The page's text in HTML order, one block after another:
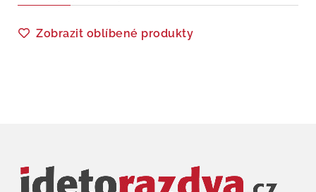
Zobrazit oblíbené produkty